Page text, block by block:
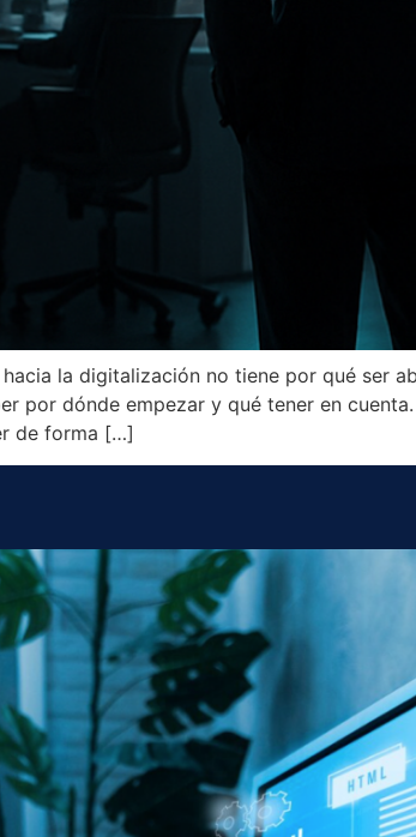
la digitalización no tiene por qué ser
por dónde empezar y qué tener en
de forma […]